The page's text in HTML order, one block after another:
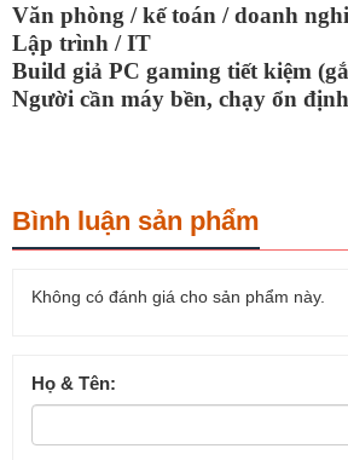
Văn phòng / kế toán / doanh
Lập trình / IT
Build giả PC gaming tiết kiệm
Người cần máy bền, chạy ổn
Bình luận sản phẩm
Không có đánh giá cho sản phẩm này.
Họ & Tên: